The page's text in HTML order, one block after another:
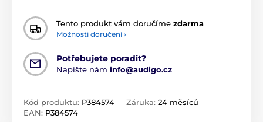
Tento produkt vám doručíme zdarma
Možnosti doručení ›
Potřebujete poradit?
Napište nám info@audigo.cz
Kód produktu: P384574
EAN: P384574
Záruka: 24 měsíců